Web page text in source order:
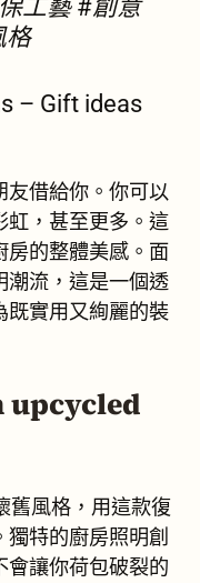
工藝 #創意
格
– Gift ideas
友借給你。你可以
虹，甚至更多。這
房的整體美感。面
潮流，這是一個透
既實用又絢麗的裝
upcycled
舊風格，用這款復
特的廚房照明創
會讓你荷包破裂的